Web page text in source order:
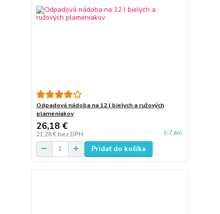
Odpadová nádoba na 12 l bielych a ružových
plameniakov
26,18 €
21,28 € bez DPH 3-7 dni
Pridať do košíka